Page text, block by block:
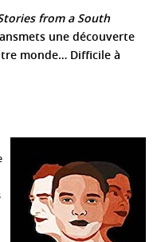
from a South
une découverte
monde… Difficile à